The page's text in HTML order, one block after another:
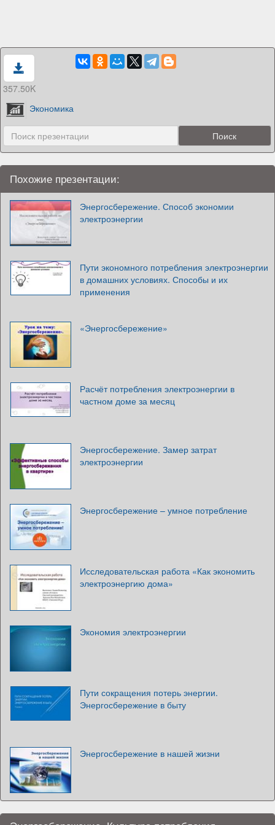
357.50K
Экономика
Похожие презентации:
Энергосбережение. Способ экономии
электроэнергии
Пути экономного потребления электроэнергии
в домашних условиях. Способы и их
применения
«Энергосбережение»
Расчёт потребления электроэнергии в
частном доме за месяц
Энергосбережение. Замер затрат
электроэнергии
Энергосбережение – умное потребление
Исследовательская работа «Как экономить
электроэнергию дома»
Экономия электроэнергии
Пути сокращения потерь энергии.
Энергосбережение в быту
Энергосбережение в нашей жизни